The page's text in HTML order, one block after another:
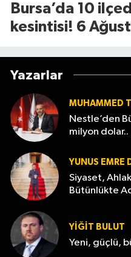
Bursa’da 10
kesintisi! 6
Yazarlar
MUHAMMED
Nestle’den
milyon dolar..
YUNUS EMRE
Siyaset,
Bütünlükte
YİĞİT BULUT
Yeni, güçlü,